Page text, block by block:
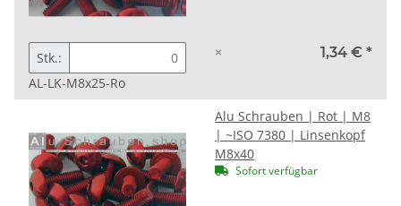
Stk.:
AL-LK-M8x25-Ro
× 1,34 € *
Alu Schrauben | Rot | M8
| ~ISO 7380 | Linsenkopf
M8x40
Sofort verfügbar